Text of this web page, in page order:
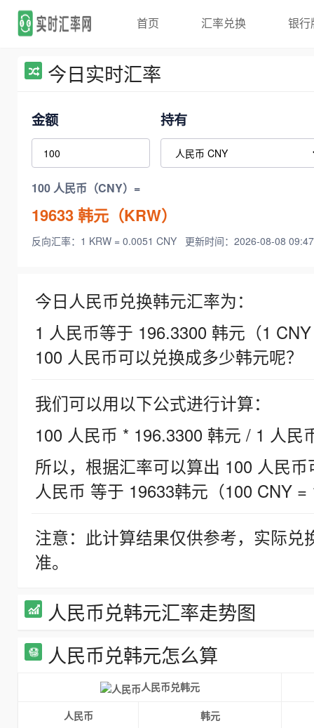
首页 汇率兑换 银行
今日实时汇率
金额 持有
100 人民币（CNY）=
19633韩元（KRW）
反向汇率：1 KRW = 0.0051 CNY 更新时间：2026-08-08
今日人民币兑换韩元汇率为：
1 人民币等于 196.3300 韩元（1
100 人民币可以兑换成多少韩元呢？
我们可以用以下公式进行计算：
100 人民币 * 196.3300 韩元 / 1 人民
所以，根据汇率可以算出 100 人民
人民币 等于 19633韩元（100 CNY =
注意：此计算结果仅供参考，实际
准。
人民币兑韩元汇率走势图
人民币兑韩元怎么算
人民币兑韩元
人民币
韩元